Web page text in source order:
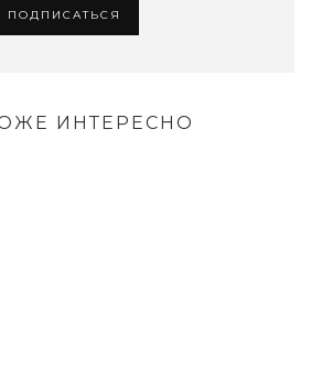
ИНТЕРЕСНО